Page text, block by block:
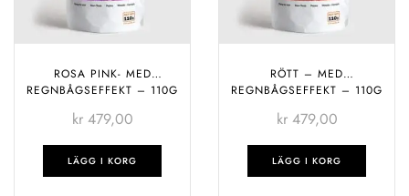
ROSA PINK- MED
REGNBÅGSEFFEKT – 110G
kr479,00
LÄGG I KORG
RÖTT – MED
REGNBÅGSEFFEKT – 110G
kr479,00
LÄGG I KORG